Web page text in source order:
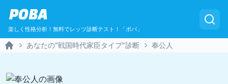
POBA
楽しく性格分析！無料でレッツ診断テスト！「ポバ」
あなたの“戦国時代家臣タイプ”診断 奉公人